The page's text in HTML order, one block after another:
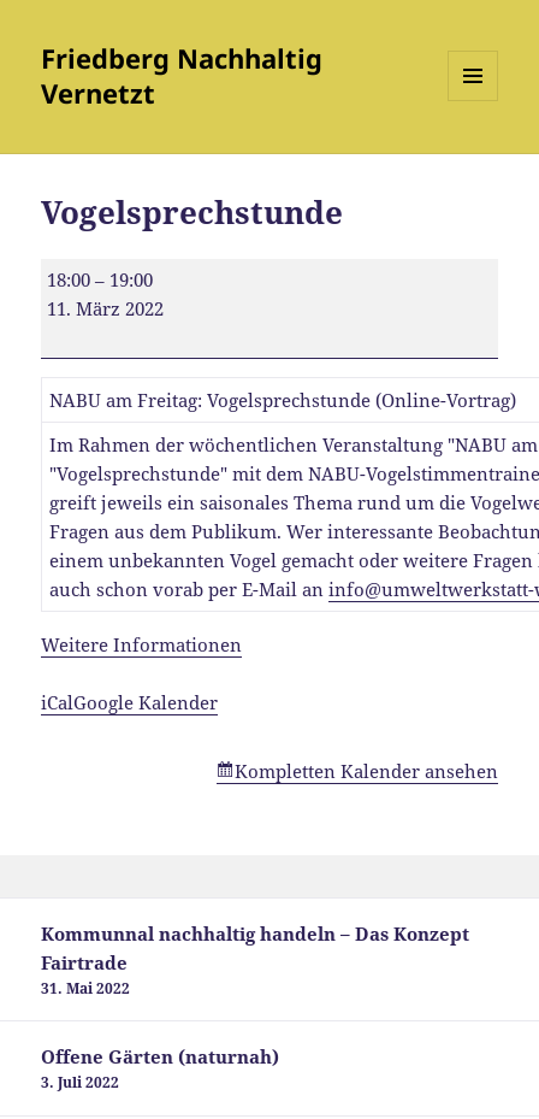
Friedberg Nachhaltig
Vernetzt
WIDGETS
Vogelsprechstunde
Vogelsprechstunde
18:00 – 19:00
11. März 2022
NABU am Freitag: Vogelsprechstunde (Online-Vortrag)
Im Rahmen der wöchentlichen Veranstaltung "NABU
"Vogelsprechstunde" mit dem NABU-
greift jeweils ein saisonales Thema rund um die
Fragen aus dem Publikum. Wer interessante
einem unbekannten Vogel gemacht oder weitere
auch schon vorab per E-Mail aninfo@umweltwerkstatt-
Weitere Informationen
iCalGoogle Kalender
Kompletten Kalender ansehen
Kommunnal nachhaltig handeln – Das Konzept
Fairtrade
31. Mai 2022
Offene Gärten (naturnah)
3. Juli 2022